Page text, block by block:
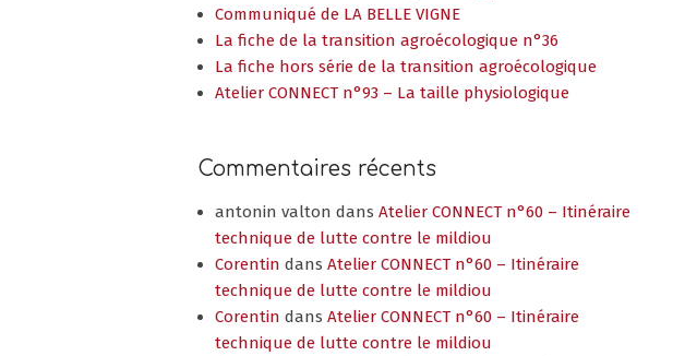
Communiqué de LA BELLE VIGNE
La fiche de la transition agroécologique n°36
La fiche hors série de la transition agroécologique
Atelier CONNECT n°93 – La taille physiologique
Commentaires récents
antonin valton dans Atelier CONNECT n°60 – Itinéraire
technique de lutte contre le mildiou
Corentin dans Atelier CONNECT n°60 – Itinéraire
technique de lutte contre le mildiou
Corentin dans Atelier CONNECT n°60 – Itinéraire
technique de lutte contre le mildiou